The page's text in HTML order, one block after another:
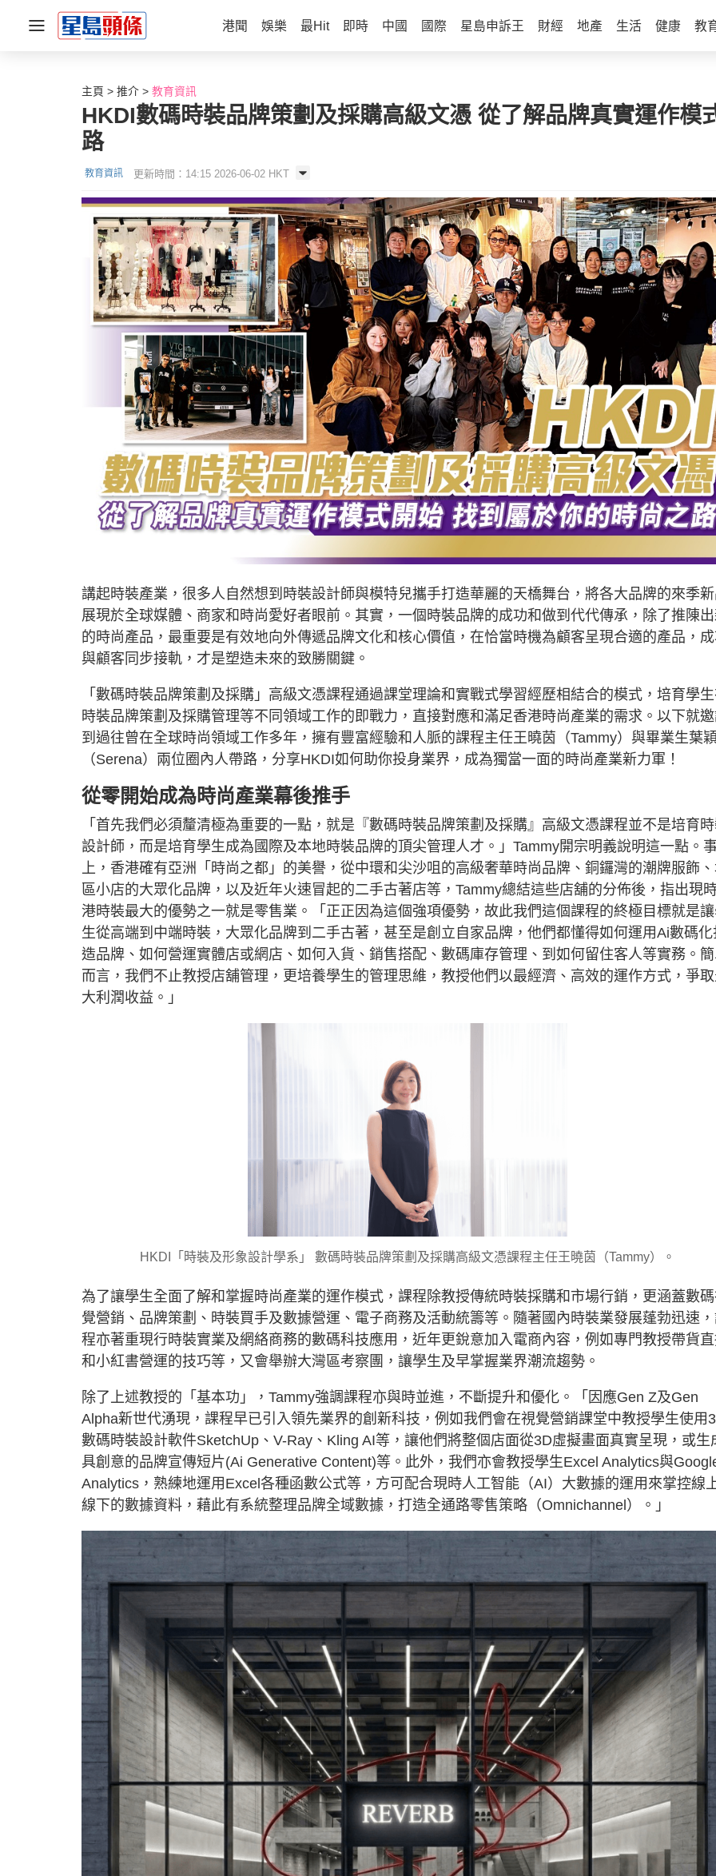
港聞 娛樂 最Hit 即時 中國 國際 星島申訴王 財經 地產 生活 健康 教
主頁 推介 教育資訊
HKDI數碼時裝品牌策劃及採購高級文憑 從了解品牌真實運作模
路
教育資訊 更新時間：14:15 2026-06-02 HKT
講起時裝產業，很多人自然想到時裝設計師與模特兒攜手打造華麗的天橋舞台，將各大品牌的來季
展現於全球媒體、商家和時尚愛好者眼前。其實，一個時裝品牌的成功和做到代代傳承，除了推陳
的時尚產品，最重要是有效地向外傳遞品牌文化和核心價值，在恰當時機為顧客呈現合適的產品，
與顧客同步接軌，才是塑造未來的致勝關鍵。
「數碼時裝品牌策劃及採購」高級文憑課程通過課堂理論和實戰式學習經歷相結合的模式，培育學
時裝品牌策劃及採購管理等不同領域工作的即戰力，直接對應和滿足香港時尚產業的需求。以下就
到過往曾在全球時尚領域工作多年，擁有豐富經驗和人脈的課程主任王曉茵（Tammy）與畢業生葉
（Serena）兩位圈內人帶路，分享HKDI如何助你投身業界，成為獨當一面的時尚產業新力軍！
從零開始成為時尚產業幕後推手
「首先我們必須釐清極為重要的一點，就是『數碼時裝品牌策劃及採購』高級文憑課程並不是培育
設計師，而是培育學生成為國際及本地時裝品牌的頂尖管理人才。」Tammy開宗明義說明這一點。
上，香港確有亞洲「時尚之都」的美譽，從中環和尖沙咀的高級奢華時尚品牌、銅鑼灣的潮牌服飾
區小店的大眾化品牌，以及近年火速冒起的二手古著店等，Tammy總結這些店舖的分佈後，指出現
港時裝最大的優勢之一就是零售業。「正正因為這個強項優勢，故此我們這個課程的終極目標就是
生從高端到中端時裝，大眾化品牌到二手古著，甚至是創立自家品牌，他們都懂得如何運用Ai數碼化
造品牌、如何營運實體店或網店、如何入貨、銷售搭配、數碼庫存管理、到如何留住客人等實務。
而言，我們不止教授店舖管理，更培養學生的管理思維，教授他們以最經濟、高效的運作方式，爭
大利潤收益。」
HKDI「時裝及形象設計學系」 數碼時裝品牌策劃及採購高級文憑課程主任王曉茵（Tammy）。
為了讓學生全面了解和掌握時尚產業的運作模式，課程除教授傳統時裝採購和市場行銷，更涵蓋數
覺營銷、品牌策劃、時裝買手及數據營運、電子商務及活動統籌等。隨著國內時裝業發展蓬勃迅速
程亦著重現行時裝實業及網絡商務的數碼科技應用，近年更銳意加入電商內容，例如專門教授帶貨
和小紅書營運的技巧等，又會舉辦大灣區考察團，讓學生及早掌握業界潮流趨勢。
除了上述教授的「基本功」，Tammy強調課程亦與時並進，不斷提升和優化。「因應Gen Z及Gen
Alpha新世代湧現，課程早已引入領先業界的創新科技，例如我們會在視覺營銷課堂中教授學生使用
數碼時裝設計軟件SketchUp、V-Ray、Kling AI等，讓他們將整個店面從3D虛擬畫面真實呈現，或生
具創意的品牌宣傳短片(Ai Generative Content)等。此外，我們亦會教授學生Excel Analytics與
Analytics，熟練地運用Excel各種函數公式等，方可配合現時人工智能（AI）大數據的運用來掌控線
線下的數據資料，藉此有系統整理品牌全域數據，打造全通路零售策略（Omnichannel）。」